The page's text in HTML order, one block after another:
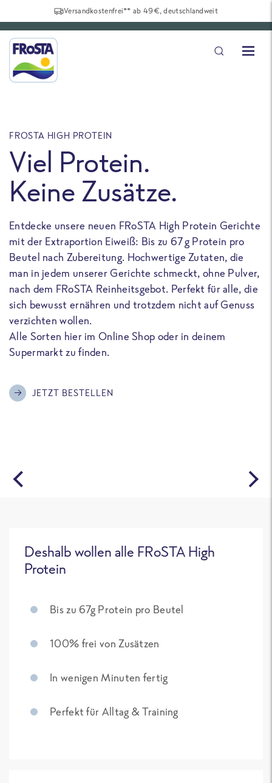
Versandkostenfrei** ab 49€, deutschlandweit
FROSTA HIGH PROTEIN
Viel Protein.
Keine Zusätze.
Entdecke unsere neuen FRoSTA High Protein Gerichte
mit der Extraportion Eiweiß: Bis zu 67 g Protein pro
Beutel nach Zubereitung. Hochwertige Zutaten, die
man in jedem unserer Gerichte schmeckt, ohne Pulver,
nach dem FRoSTA Reinheitsgebot. Perfekt für alle, die
sich bewusst ernähren und trotzdem nicht auf Genuss
verzichten wollen.
Alle Sorten hier im Online Shop oder in deinem
Supermarkt zu finden.
JETZT BESTELLEN
Deshalb wollen alle FRoSTA High
Protein
Bis zu 67g Protein pro Beutel
100% frei von Zusätzen
In wenigen Minuten fertig
Perfekt für Alltag & Training